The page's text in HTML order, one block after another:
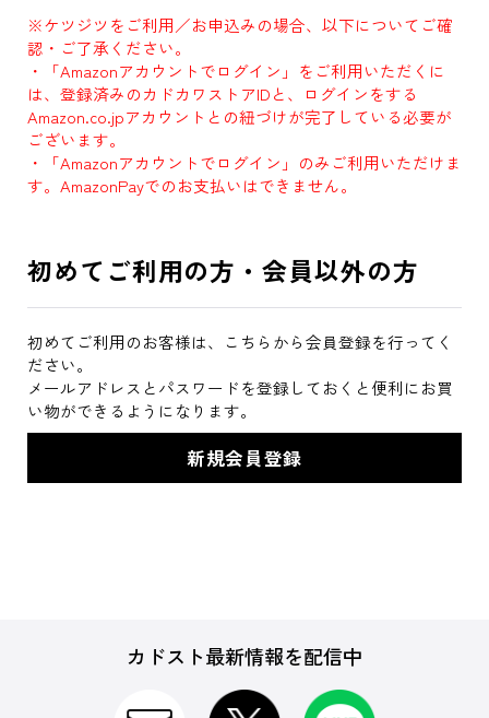
※ケツジツをご利用／お申込みの場合、以下についてご確
認・ご了承ください。
・「Amazonアカウントでログイン」をご利用いただくに
は、登録済みのカドカワストアIDと、ログインをする
Amazon.co.jpアカウントとの紐づけが完了している必要が
ございます。
・「Amazonアカウントでログイン」のみご利用いただけま
す。AmazonPayでのお支払いはできません。
初めてご利用の方・会員以外の方
初めてご利用のお客様は、こちらから会員登録を行ってく
ださい。
メールアドレスとパスワードを登録しておくと便利にお買
い物ができるようになります。
カドスト最新情報を配信中